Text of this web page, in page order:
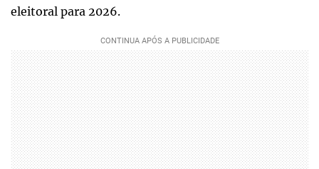
eleitoral para 2026.